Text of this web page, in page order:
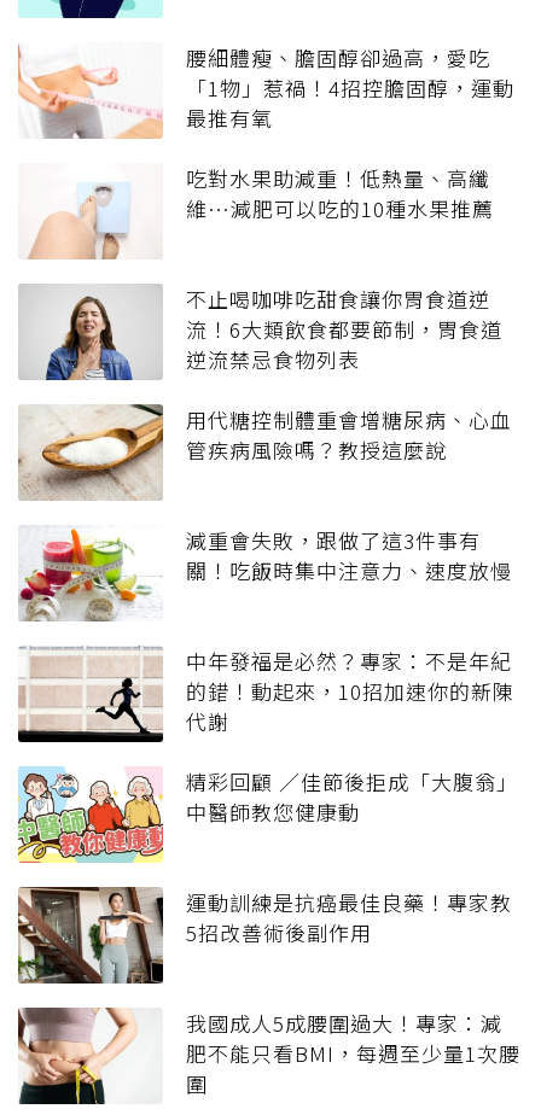
腰細體瘦、膽固醇卻過高，愛吃
「1物」惹禍！4招控膽固醇，運動
最推有氧
吃對水果助減重！低熱量、高纖
維…減肥可以吃的10種水果推薦
不止喝咖啡吃甜食讓你胃食道逆
流！6大類飲食都要節制，胃食道
逆流禁忌食物列表
用代糖控制體重會增糖尿病、心血
管疾病風險嗎？教授這麼說
減重會失敗，跟做了這3件事有
關！吃飯時集中注意力、速度放慢
中年發福是必然？專家：不是年紀
的錯！動起來，10招加速你的新陳
代謝
精彩回顧 ／佳節後拒成「大腹翁」
中醫師教您健康動
運動訓練是抗癌最佳良藥！專家教
5招改善術後副作用
我國成人5成腰圍過大！專家：減
肥不能只看BMI，每週至少量1次腰
圍